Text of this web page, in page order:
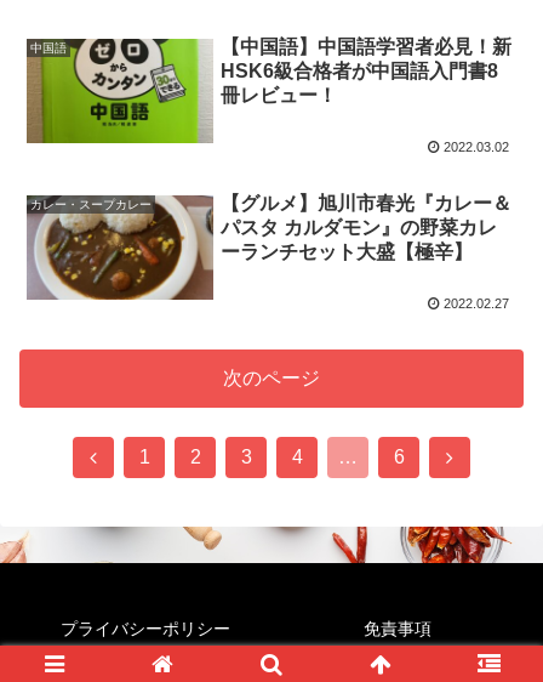
中国語
【中国語】中国語学習者必見！新
HSK6級合格者が中国語入門書8
冊レビュー！
2022.03.02
カレー・スープカレー
【グルメ】旭川市春光『カレー＆
パスタ カルダモン』の野菜カレ
ーランチセット大盛【極辛】
2022.02.27
次のページ
前
1 2 3 4 … 6
次
プライバシーポリシー 免責事項
© 2022 すぱいすじゃんき～.